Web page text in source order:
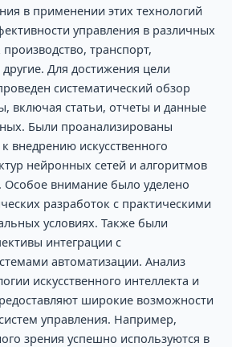
в применении этих технологий
управления в различных
транспорт,
Для достижения цели
систематический обзор
включая статьи, отчеты и данные
Были проанализированы
внедрению искусственного
нейронных сетей и алгоритмов
внимание было уделено
разработок с практическими
условиях. Также были
интеграции с
автоматизации. Анализ
искусственного интеллекта и
широкие возможности
управления. Например,
зрения успешно используются в